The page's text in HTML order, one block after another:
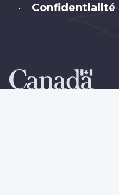
• Confidentialité